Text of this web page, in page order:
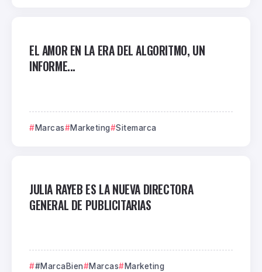
EL AMOR EN LA ERA DEL ALGORITMO, UN
INFORME...
Marcas Marketing Sitemarca
JULIA RAYEB ES LA NUEVA DIRECTORA
GENERAL DE PUBLICITARIAS
#MarcaBien Marcas Marketing